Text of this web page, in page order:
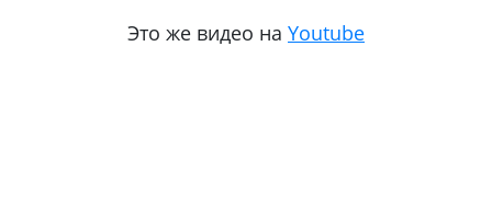
Это же видео на Youtube